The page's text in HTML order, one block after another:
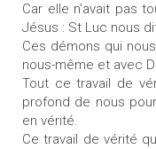
Car elle n’avait pas
Jésus : St Luc nous
Ces démons qui
nous-même et avec
Tout ce travail de
profond de nous
en vérité.
Ce travail de vérité